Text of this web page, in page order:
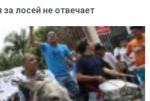
лосей не отвечает